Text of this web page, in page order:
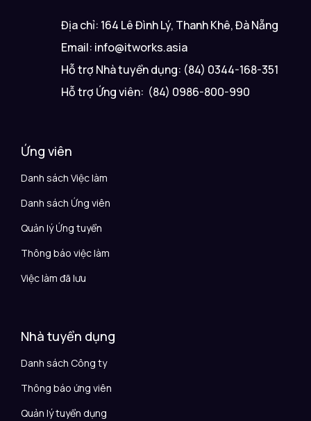
Địa chỉ: 164 Lê Đình Lý, Thanh Khê, Đà Nẵng
Email: info@itworks.asia
Hỗ trợ Nhà tuyển dụng: (84) 0344-168-351
Hỗ trợ Ứng viên: (84) 0986-800-990
Ứng viên
Danh sách Việc làm
Danh sách Ứng viên
Quản lý Ứng tuyển
Thông báo việc làm
Việc làm đã lưu
Nhà tuyển dụng
Danh sách Công ty
Thông báo ứng viên
Quản lý tuyển dụng